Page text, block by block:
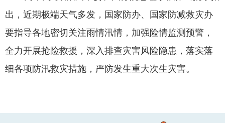
出，近期极端天气多发，国家防办、国家防减救灾办
要指导各地密切关注雨情汛情，加强险情监测预警，
全力开展抢险救援，深入排查灾害风险隐患，落实落
细各项防汛救灾措施，严防发生重大次生灾害。